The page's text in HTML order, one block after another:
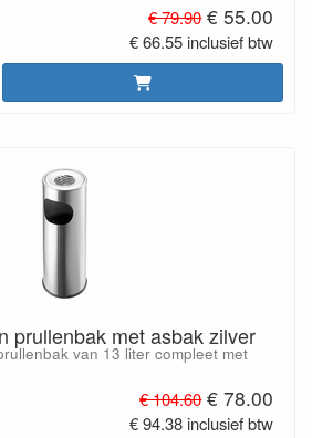
€ 79.90 € 55.00
€ 66.55 inclusief btw
prullenbak met asbak zilver
van 13 liter compleet met
€ 104.60 € 78.00
€ 94.38 inclusief btw